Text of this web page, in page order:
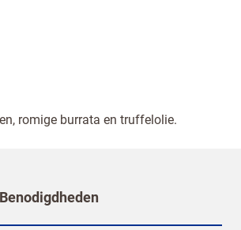
romige burrata en truffelolie.